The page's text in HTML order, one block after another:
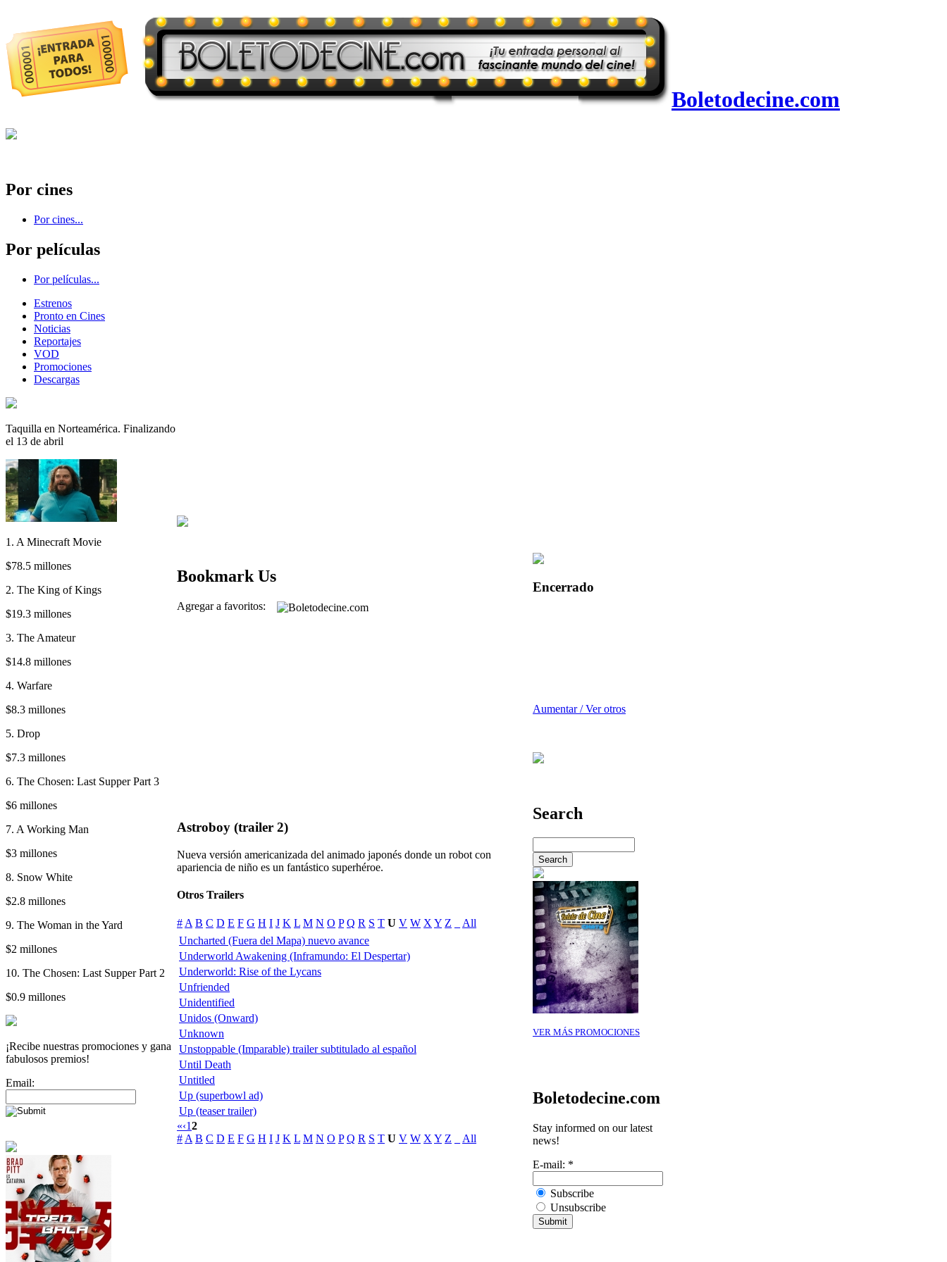
Boletodecine.com
Por cines
Por cines...
Por películas
Por películas...
Estrenos
Pronto en Cines
Noticias
Reportajes
VOD
Promociones
Descargas
Taquilla en Norteamérica. Finalizando
el 13 de abril
1. A Minecraft Movie
$78.5 millones
2. The King of Kings
$19.3 millones
3. The Amateur
$14.8 millones
4. Warfare
$8.3 millones
5. Drop
$7.3 millones
6. The Chosen: Last Supper Part 3
$6 millones
7. A Working Man
$3 millones
8. Snow White
$2.8 millones
9. The Woman in the Yard
$2 millones
10. The Chosen: Last Supper Part 2
$0.9 millones
¡Recibe nuestras promociones y gana
fabulosos premios!
Email:
Bookmark Us
Agregar a favoritos:
Astroboy (trailer 2)
Nueva versión americanizada del animado japonés donde un robot con
apariencia de niño es un fantástico superhéroe.
Otros Trailers
# A B C D E F G H I J K L M N O P Q R S T U V W X Y Z
All
Uncharted (Fuera del Mapa) nuevo avance
Underworld Awakening (Inframundo: El Despertar)
Underworld: Rise of the Lycans
Unfriended
Unidentified
Unidos (Onward)
Unknown
Unstoppable (Imparable) trailer subtitulado al español
Until Death
Untitled
Up (superbowl ad)
Up (teaser trailer)
«‹12
# A B C D E F G H I J K L M N O P Q R S T U V W X Y Z All
Encerrado
Aumentar / Ver otros
Search
VER MÁS PROMOCIONES
Boletodecine.com
Stay informed on our latest
news!
E-mail: *
Subscribe
Unsubscribe